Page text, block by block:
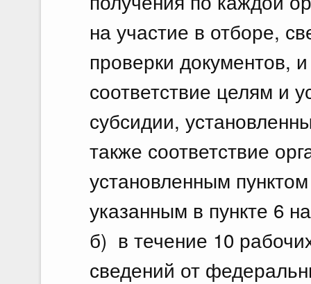
на участие в отборе,
проверки документов,
соответствие целям и
субсидии,
также соответствие
установленным
указанным в пункте 6
б) в течение 10
сведений от
Республики Татарстан
15 июля 2026
Постановление Правительства
О создании на территориях
округ город Саяногорск Республики
район Республики Хакасия особой
производственного типа
Показать